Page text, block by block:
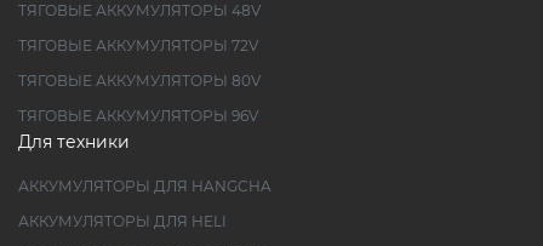
ТЯГОВЫЕ АККУМУЛЯТОРЫ 48V
ТЯГОВЫЕ АККУМУЛЯТОРЫ 72V
ТЯГОВЫЕ АККУМУЛЯТОРЫ 80V
ТЯГОВЫЕ АККУМУЛЯТОРЫ 96V
Для техники
АККУМУЛЯТОРЫ ДЛЯ HANGCHA
АККУМУЛЯТОРЫ ДЛЯ HELI